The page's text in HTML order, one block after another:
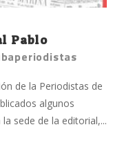
Pablo
de la Periodistas de
algunos
sede de la editorial,...